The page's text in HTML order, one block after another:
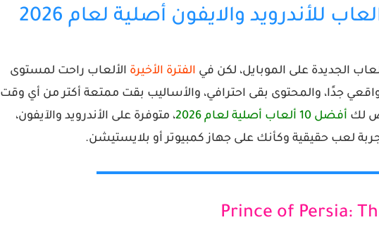
الجديدة على الموبايل، لكن في الفترة الأخيرة الألعاب راحت لمستوى
جدًا، والمحتوى بقى احترافي، والأساليب بقت ممتعة أكتر من أي وقت
لك أفضل 10 ألعاب أصلية لعام 2026
، متوفرة على الأندرويد والآيفون،
لعب حقيقية وكأنك على جهاز كمبيوتر أو بلايستيشن.